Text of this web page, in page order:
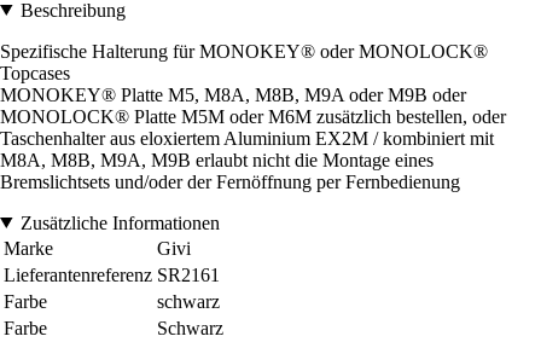
Beschreibung
Spezifische Halterung für MONOKEY® oder MONOLOCK®
Topcases
MONOKEY® Platte M5, M8A, M8B, M9A oder M9B oder
MONOLOCK® Platte M5M oder M6M zusätzlich bestellen, oder
Taschenhalter aus eloxiertem Aluminium EX2M / kombiniert mit
M8A, M8B, M9A, M9B erlaubt nicht die Montage eines
Bremslichtsets und/oder der Fernöffnung per Fernbedienung
Zusätzliche Informationen
Marke
Givi
Lieferantenreferenz SR2161
Farbe
schwarz
Farbe
Schwarz